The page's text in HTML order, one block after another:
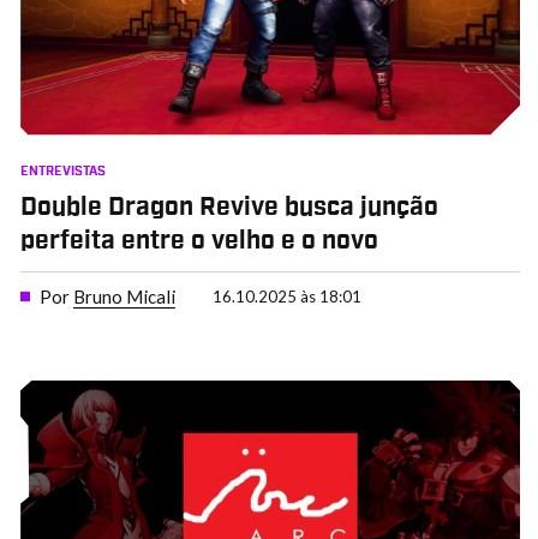
ENTREVISTAS
Double Dragon Revive busca junção
perfeita entre o velho e o novo
Por Bruno Micali 16.10.2025 às 18:01